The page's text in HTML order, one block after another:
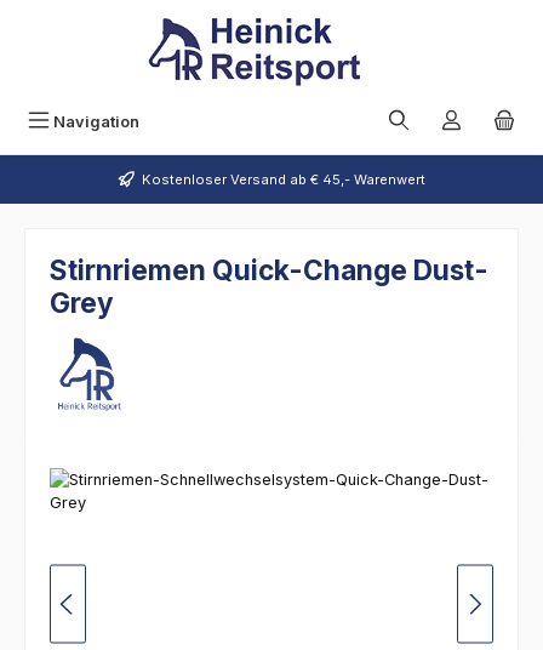
Zum Hauptinhalt springen
Navigation
Kostenloser Versand ab € 45,- Warenwert
Stirnriemen Quick-Change Dust-
Grey
Bildergalerie überspringen